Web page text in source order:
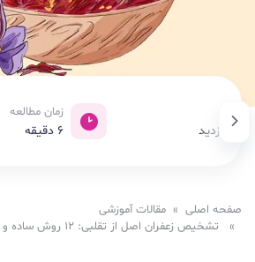
بازدید
523 بازدید
زمان مطالعه
6 دقیقه
صفحه اصلی » مقالات آموزشی
» تشخیص زعفران اصل از تقلبی: 12 روش‌ ساده و کاربردی! + عکس